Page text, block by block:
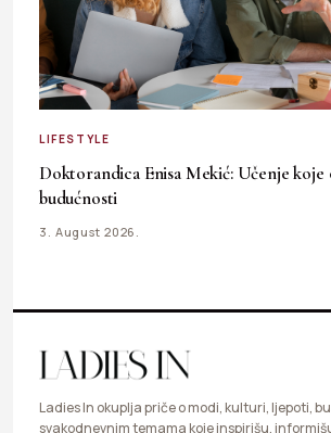
LIFESTYLE
Doktorandica Enisa Mekić: Učenje koje
budućnosti
3. August 2026.
Ladies In okuplja priče o modi, kulturi, ljepoti,
svakodnevnim temama koje inspirišu,